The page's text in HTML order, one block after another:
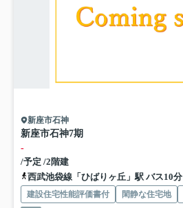
新座市石神
新座市石神7期
-
/予定 /2階建
西武池袋線「ひばりヶ丘」駅 バス10
建設住宅性能評価書付 閑静な住宅地